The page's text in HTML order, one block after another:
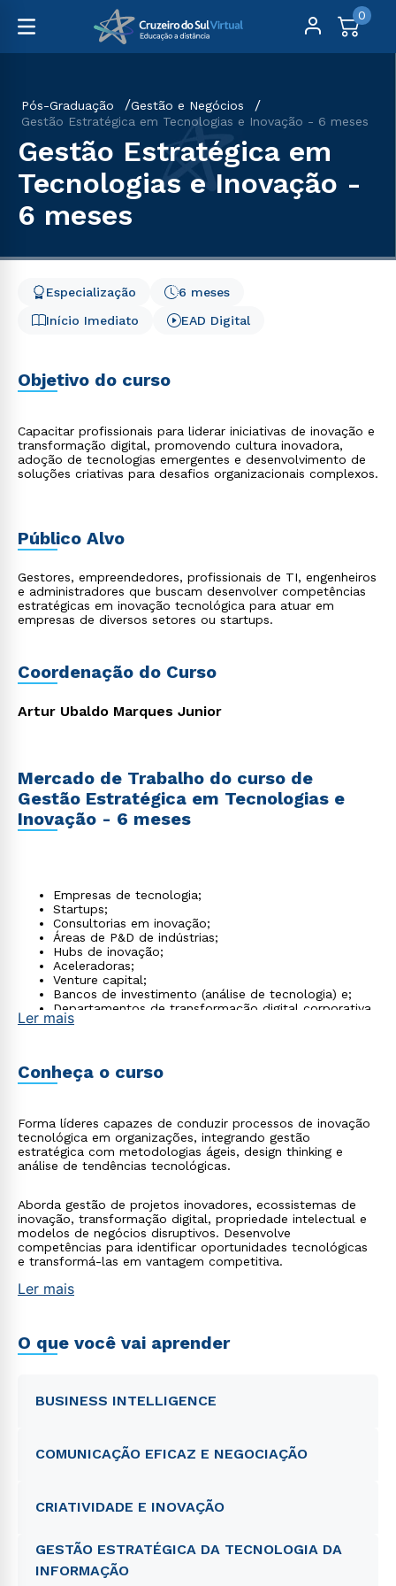
0
Pós-Graduação
Gestão e Negócios
Gestão Estratégica em Tecnologias e Inovação - 6 meses
Gestão Estratégica em
Tecnologias e Inovação -
6 meses
Início Imediato
6 meses
Especialização
EAD Digital
Objetivo do curso
Capacitar profissionais para liderar iniciativas de inovação e
transformação digital, promovendo cultura inovadora,
adoção de tecnologias emergentes e desenvolvimento de
soluções criativas para desafios organizacionais complexos.
Público Alvo
Gestores, empreendedores, profissionais de TI, engenheiros
e administradores que buscam desenvolver competências
estratégicas em inovação tecnológica para atuar em
empresas de diversos setores ou startups.
Coordenação do Curso
Artur Ubaldo Marques Junior
Mercado de Trabalho do curso de
Gestão Estratégica em Tecnologias e
Inovação - 6 meses
Empresas de tecnologia;
Startups;
Consultorias em inovação;
Áreas de P&D de indústrias;
Hubs de inovação;
Aceleradoras;
Venture capital;
Bancos de investimento (análise de tecnologia) e;
Departamentos de transformação digital corporativa.
Ler mais
Conheça o curso
Forma líderes capazes de conduzir processos de inovação
tecnológica em organizações, integrando gestão
estratégica com metodologias ágeis, design thinking e
análise de tendências tecnológicas.
Aborda gestão de projetos inovadores, ecossistemas de
inovação, transformação digital, propriedade intelectual e
modelos de negócios disruptivos. Desenvolve
competências para identificar oportunidades tecnológicas
e transformá-las em vantagem competitiva.
Ler mais
O que você vai aprender
BUSINESS INTELLIGENCE
COMUNICAÇÃO EFICAZ E NEGOCIAÇÃO
CRIATIVIDADE E INOVAÇÃO
GESTÃO ESTRATÉGICA DA TECNOLOGIA DA
INFORMAÇÃO